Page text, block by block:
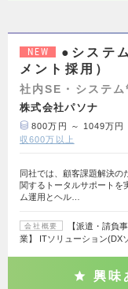
NEW
●システ
メント採用）
社内SE・システム
株式会社パソナ
800万円 ～ 1049万円
収600万以上
同社では、顧客課題解決の
関するトータルサポートを
ム運用とヘル…
会社概要
【派遣・請負
業】 ITソリューション(DX
興味